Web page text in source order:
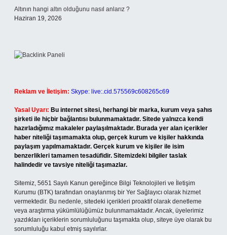
Altının hangi altın olduğunu nasıl anlarız ?
Haziran 19, 2026
Reklam ve İletişim: Skype: live:.cid.575569c608265c69
Yasal Uyarı: Bu internet sitesi, herhangi bir marka, kurum veya şahıs
şirketi ile hiçbir bağlantısı bulunmamaktadır. Sitede yalnızca kendi
hazırladığımız makaleler paylaşılmaktadır. Burada yer alan içerikler
haber niteliği taşımamakta olup, gerçek kurum ve kişiler hakkında
paylaşım yapılmamaktadır. Gerçek kurum ve kişiler ile isim
benzerlikleri tamamen tesadüfidir. Sitemizdeki bilgiler taslak
halindedir ve tavsiye niteliği taşımazlar.
Sitemiz, 5651 Sayılı Kanun gereğince Bilgi Teknolojileri ve İletişim
Kurumu (BTK) tarafından onaylanmış bir Yer Sağlayıcı olarak hizmet
vermektedir. Bu nedenle, sitedeki içerikleri proaktif olarak denetleme
veya araştırma yükümlülüğümüz bulunmamaktadır. Ancak, üyelerimiz
yazdıkları içeriklerin sorumluluğunu taşımakta olup, siteye üye olarak bu
sorumluluğu kabul etmiş sayılırlar.